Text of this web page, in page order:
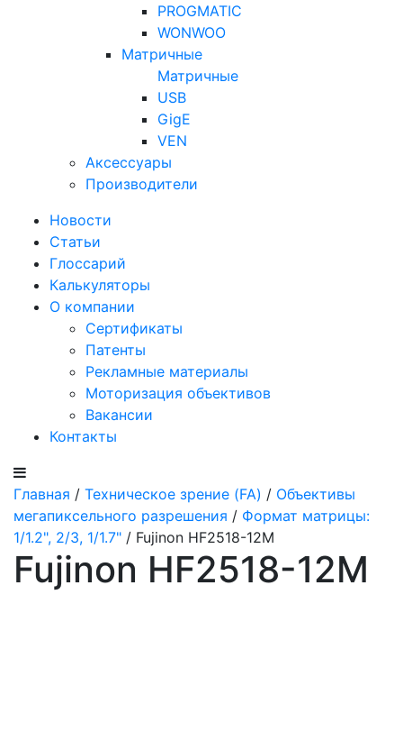
PROGMATIC
WONWOO
Матричные
Матричные
USB
GigE
VEN
Аксессуары
Производители
Новости
Статьи
Глоссарий
Калькуляторы
О компании
Сертификаты
Патенты
Рекламные материалы
Моторизация объективов
Вакансии
Контакты
Главная / Техническое зрение (FA) / Объективы
мегапиксельного разрешения / Формат матрицы:
1/1.2", 2/3, 1/1.7" / Fujinon HF2518-12M
Fujinon HF2518-12M